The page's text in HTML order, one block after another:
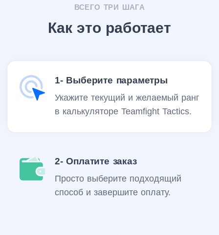
ВСЕГО ТРИ ШАГА
Как это работает
1- Выберите параметры
Укажите текущий и желаемый ранг
в калькуляторе Teamfight Tactics.
2- Оплатите заказ
Просто выберите подходящий
способ и завершите оплату.